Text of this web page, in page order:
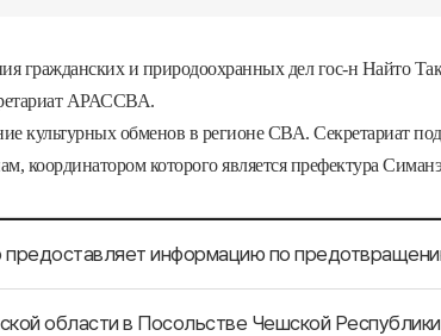
гражданских и природоохранных дел гос-н Найто
АРАССВА.
культурных обменов в регионе СВА. Секретариат
, координатором которого является префектура Симанэ
области в Посольстве Чешской